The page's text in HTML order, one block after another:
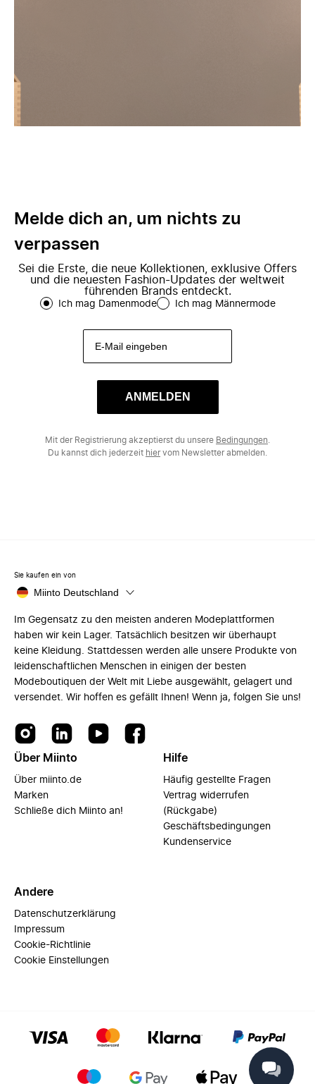
Melde dich an, um nichts zu
verpassen
Sei die Erste, die neue Kollektionen, exklusive Offers
und die neuesten Fashion-Updates der weltweit
führenden Brands entdeckt.
Ich mag Damenmode Ich mag Männermode
ANMELDEN
Mit der Registrierung akzeptierst du unsere Bedingungen
Du kannst dich jederzeit hiervom Newsletter abmelden.
Sie kaufen ein von
Miinto Deutschland
Im Gegensatz zu den meisten anderen Modeplattformen
haben wir kein Lager. Tatsächlich besitzen wir überhaupt
keine Kleidung. Stattdessen werden alle unsere Produkte von
leidenschaftlichen Menschen in einigen der besten
Modeboutiquen der Welt mit Liebe ausgewählt, gelagert und
versendet. Wir hoffen es gefällt Ihnen! Wenn ja, folgen Sie uns!
Über Miinto
Über miinto.de
Marken
Schließe dich Miinto an!
Hilfe
Häufig gestellte Fragen
Vertrag widerrufen
(Rückgabe)
Geschäftsbedingungen
Kundenservice
Andere
Datenschutzerklärung
Impressum
Cookie-Richtlinie
Cookie Einstellungen